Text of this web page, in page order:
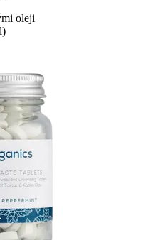
oleji